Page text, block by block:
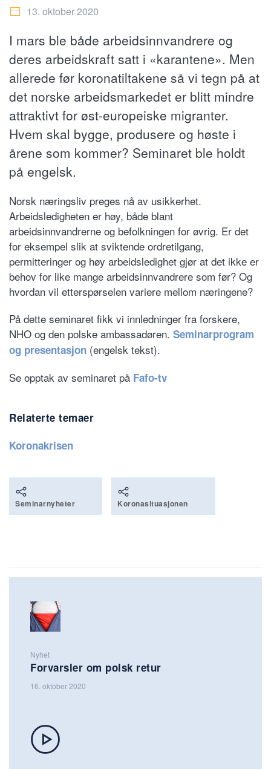
13. oktober 2020
I mars ble både arbeidsinnvandrere og
deres arbeidskraft satt i «karantene». Men
allerede før koronatiltakene så vi tegn på at
det norske arbeidsmarkedet er blitt mindre
attraktivt for øst-europeiske migranter.
Hvem skal bygge, produsere og høste i
årene som kommer? Seminaret ble holdt
på engelsk.
Norsk næringsliv preges nå av usikkerhet.
Arbeidsledigheten er høy, både blant
arbeidsinnvandrerne og befolkningen for øvrig. Er det
for eksempel slik at sviktende ordretilgang,
permitteringer og høy arbeidsledighet gjør at det ikke er
behov for like mange arbeidsinnvandrere som før? Og
hvordan vil etterspørselen variere mellom næringene?
På dette seminaret fikk vi innledninger fra forskere,
NHO og den polske ambassadøren. Seminarprogram
og presentasjon (engelsk tekst).
Se opptak av seminaret på Fafo-tv
Relaterte temaer
Koronakrisen
Seminarnyheter Koronasituasjonen
Nyhet
Forvarsler om polsk retur
16. oktober 2020